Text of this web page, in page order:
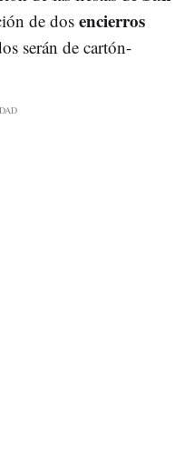
de dos encierros
serán de cartón-